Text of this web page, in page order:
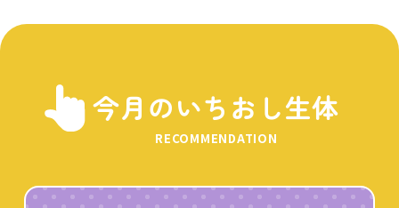
今月のいちおし生体
RECOMMENDATION